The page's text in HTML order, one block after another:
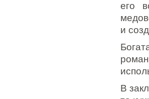
его
и
В